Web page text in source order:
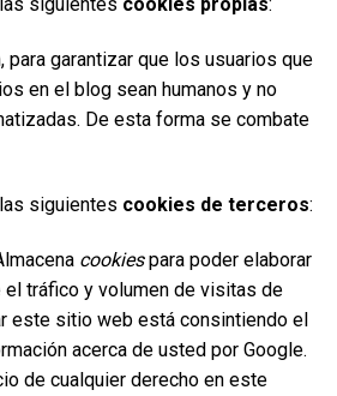
siguientes cookies propias:
garantizar que los usuarios que
en el blog sean humanos y no
De esta forma se combate
siguientes cookies de terceros:
cookiespara poder elaborar
tráfico y volumen de visitas de
este sitio web está consintiendo el
acerca de usted por Google.
de cualquier derecho en este